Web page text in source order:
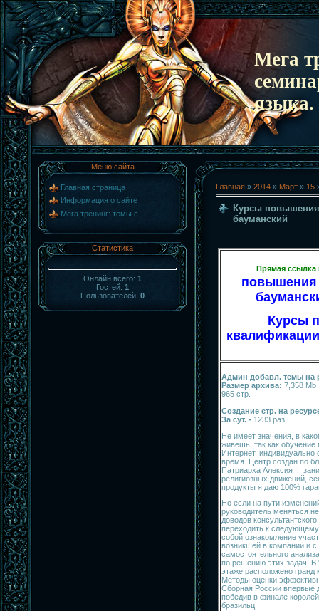
Мега
языка.
Меню сайта
Главная страница
Информация о сайте
Мега тренинг: темы с...
Статистика
Онлайн всего: 1
Гостей: 1
Пользователей: 0
Главная » 2014 » Март » 15
Курсы
бауманский
Прямая ссылка
повышения
Курсы
Админ добавл. темы на
Размер архива: 7,358 Mb
965 стр.
Создание стр. на
За сут. - 1233 раз
Не имеет значения, в
живешь, так как обучение
Интернет, индивидуально
время. Центр создан по
Патриарха Алексия II,
религиозных движений,
продукты я даю 100%
Но если на пути
руководитель меняться
доводов
переходить к
собой ознакомление
возникшей в компании и
самостоятельного
по решению этих задач.
этаже расположено
Методы оценки
Сборная России впервые
победив в финале
бразильц.